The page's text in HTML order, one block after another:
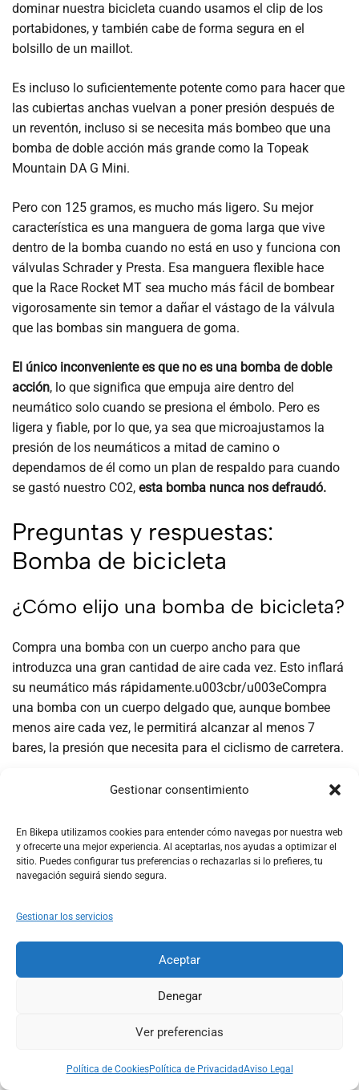
Gestionar consentimiento
En Bikepa utilizamos cookies para entender cómo navegas por nuestra web
y ofrecerte una mejor experiencia. Al aceptarlas, nos ayudas a optimizar el
sitio. Puedes configurar tus preferencias o rechazarlas si lo prefieres, tu
navegación seguirá siendo segura.
Gestionar los servicios
Aceptar
Denegar
Ver preferencias
Política de CookiesPolítica de PrivacidadAviso Legal
dominar nuestra bicicleta cuando usamos el clip de los
portabidones, y también cabe de forma segura en el
bolsillo de un maillot.
Es incluso lo suficientemente potente como para hacer que
las cubiertas anchas vuelvan a poner presión después de
un reventón, incluso si se necesita más bombeo que una
bomba de doble acción más grande como la Topeak
Mountain DA G Mini.
Pero con 125 gramos, es mucho más ligero. Su mejor
característica es una manguera de goma larga que vive
dentro de la bomba cuando no está en uso y funciona con
válvulas Schrader y Presta. Esa manguera flexible hace
que la Race Rocket MT sea mucho más fácil de bombear
vigorosamente sin temor a dañar el vástago de la válvula
que las bombas sin manguera de goma.
El único inconveniente es que no es una bomba de doble
acción, lo que significa que empuja aire dentro del
neumático solo cuando se presiona el émbolo. Pero es
ligera y fiable, por lo que, ya sea que microajustamos la
presión de los neumáticos a mitad de camino o
dependamos de él como un plan de respaldo para cuando
se gastó nuestro CO2, esta bomba nunca nos defraudó.
Preguntas y respuestas:
Bomba de bicicleta
¿Cómo elijo una bomba de bicicleta?
Compra una bomba con un cuerpo ancho para que
introduzca una gran cantidad de aire cada vez. Esto inflará
su neumático más rápidamente.u003cbr/u003eCompra
una bomba con un cuerpo delgado que, aunque bombee
menos aire cada vez, le permitirá alcanzar al menos 7
bares, la presión que necesita para el ciclismo de carretera.
Preguntas frecuentes sobre
los mejores infladores para
bicicleta
el tipo de neumático y el uso que se le dé. Generalmente, se
recomienda consultar laetiqueta del fabricante, que suele
estar ubicada en el lado del neumático. No obstante, como
Rutas y carretera:80-130 psi
Search Account Wishlist